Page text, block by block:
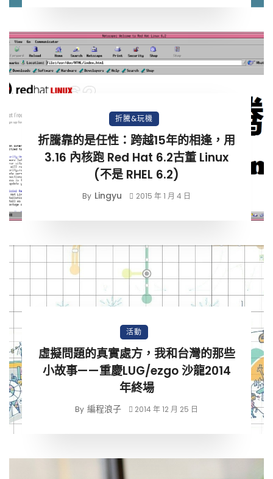
折騰&玩機
折騰靠的是任性：跨越15年的相逢，用
3.16 內核跑 Red Hat 6.2古董 Linux
(不是 RHEL 6.2)
By Lingyu 2015 年 1 月 4 日
活動
虛擬問題的真實處方，我和台灣的那些
小故事——重慶LUG/ezgo 沙龍2014
年終場
By 編程浪子 2014 年 12 月 25 日